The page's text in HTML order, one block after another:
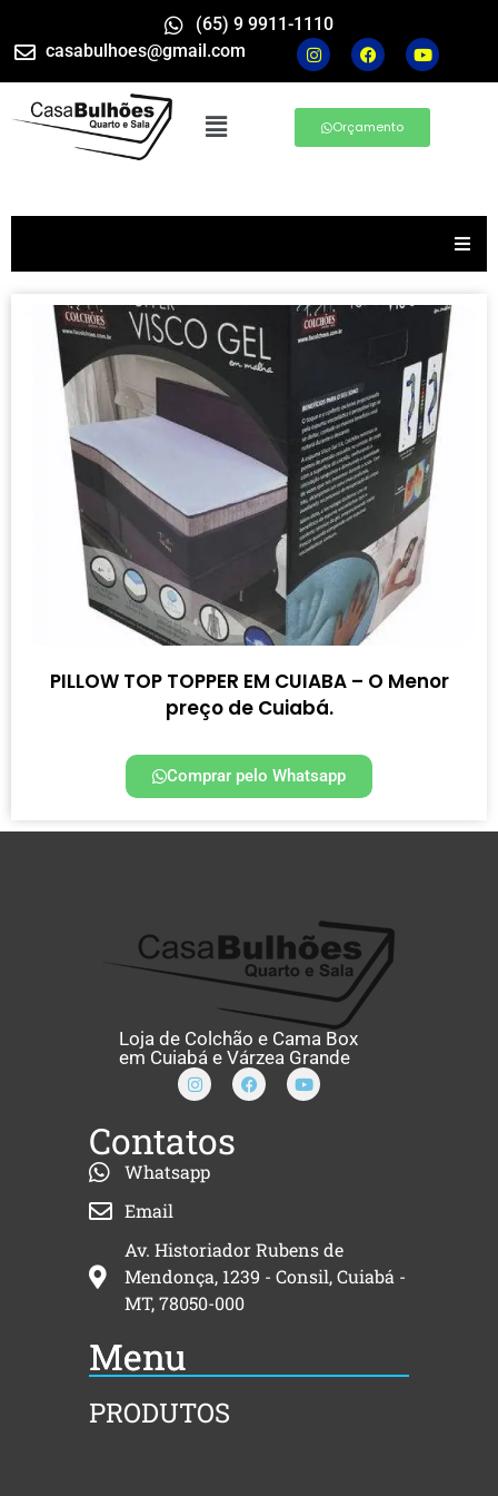
(65) 9 9911-1110
casabulhoes@gmail.com
Orçamento
PILLOW TOP TOPPER EM CUIABA – O Menor
preço de Cuiabá.
Comprar pelo Whatsapp
Loja de Colchão e Cama Box
em Cuiabá e Várzea Grande
Contatos
Whatsapp
Email
Av. Historiador Rubens de
Mendonça, 1239 - Consil, Cuiabá -
MT, 78050-000
Menu
PRODUTOS